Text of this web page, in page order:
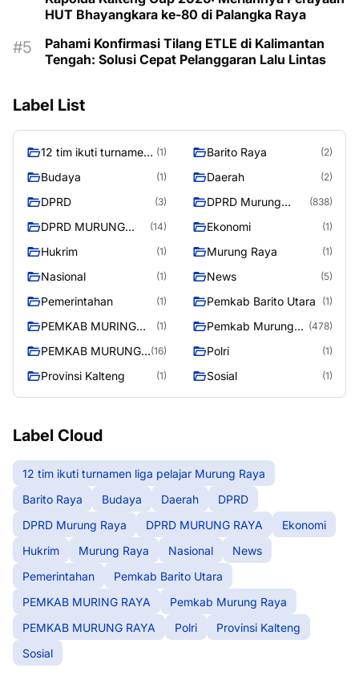
HUT Bhayangkara ke-80 di Palangka Raya
Pahami Konfirmasi Tilang ETLE di Kalimantan
Tengah: Solusi Cepat Pelanggaran Lalu Lintas
Label List
12 tim ikuti turnamen
Raya
(1) Barito Raya (2)
Budaya (1) Daerah (2)
DPRD (3)
DPRD Murung
(838)
DPRD MURUNG
(14) Ekonomi (1)
Hukrim (1) Murung Raya (1)
Nasional (1) News (5)
Pemerintahan (1) Pemkab Barito Utara (1)
PEMKAB MURING
(1)
Pemkab Murung
(478)
PEMKAB MURUNG
(16) Polri (1)
Provinsi Kalteng (1) Sosial (1)
Label Cloud
12 tim ikuti turnamen liga pelajar Murung Raya
Barito Raya
Budaya Daerah
DPRD
DPRD Murung Raya
DPRD MURUNG RAYA
Ekonomi
Hukrim
Murung Raya Nasional
News
Pemerintahan
Pemkab Barito Utara
PEMKAB MURING RAYA
Pemkab Murung Raya
PEMKAB MURUNG RAYA
Polri
Provinsi Kalteng
Sosial